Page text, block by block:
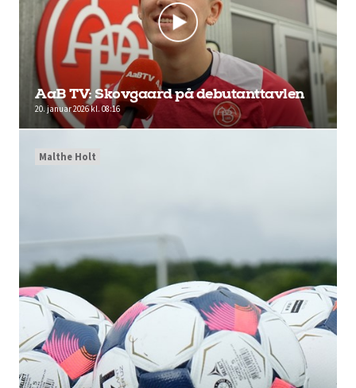
AaB TV: Skovgaard på debutanttavlen
20. januar 2026 kl. 08:16
Malthe Holt